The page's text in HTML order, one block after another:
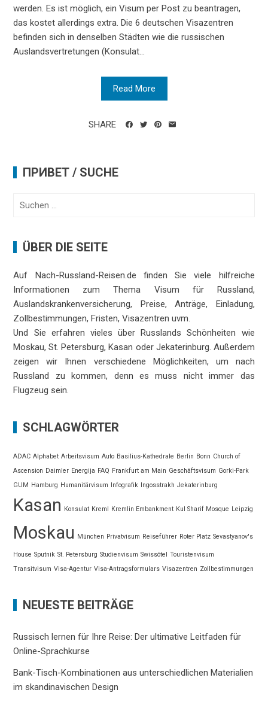
werden. Es ist möglich, ein Visum per Post zu beantragen,
das kostet allerdings extra. Die 6 deutschen Visazentren
befinden sich in denselben Städten wie die russischen
Auslandsvertretungen (Konsulat...
Read More
SHARE
ПРИВЕТ / SUCHE
Suchen
ÜBER DIE SEITE
Auf Nach-Russland-Reisen.de finden Sie viele hilfreiche
Informationen zum Thema Visum für Russland,
Auslandskrankenversicherung, Preise, Anträge, Einladung,
Zollbestimmungen, Fristen, Visazentren uvm.
Und Sie erfahren vieles über Russlands Schönheiten wie
Moskau, St. Petersburg, Kasan oder Jekaterinburg. Außerdem
zeigen wir Ihnen verschiedene Möglichkeiten, um nach
Russland zu kommen, denn es muss nicht immer das
Flugzeug sein.
SCHLAGWÖRTER
ADAC Alphabet Arbeitsvisum Auto Basilius-Kathedrale Berlin Bonn Church of
Ascension Daimler Energija FAQ Frankfurt am Main Geschäftsvisum Gorki-Park
GUM Hamburg Humanitärvisum Infografik Ingosstrakh Jekaterinburg
Kasan Konsulat Kreml Kremlin Embankment Kul Sharif Mosque Leipzig
Moskau München Privatvisum Reiseführer Roter Platz Sevastyanov's
House Sputnik St. Petersburg Studienvisum Swissôtel Touristenvisum
Transitvisum Visa-Agentur Visa-Antragsformulars Visazentren Zollbestimmungen
NEUESTE BEITRÄGE
Russisch lernen für Ihre Reise: Der ultimative Leitfaden für
Online-Sprachkurse
Bank-Tisch-Kombinationen aus unterschiedlichen Materialien
im skandinavischen Design